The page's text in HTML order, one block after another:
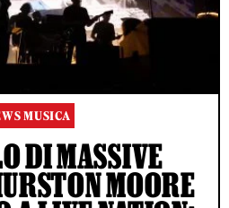
MUSICA
DI MASSIVE
MOORE